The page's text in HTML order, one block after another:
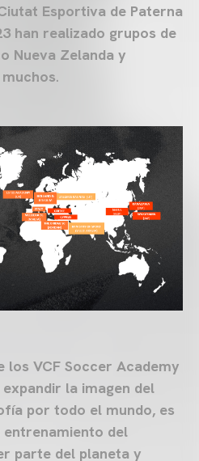
Esportiva de Paterna
han realizado grupos de
Nueva Zelanda y
.
los VCF Soccer Academy
la imagen del
por todo el mundo, es
del
parte del planeta y